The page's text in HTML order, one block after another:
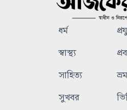
ধর্ম
স্বাস্থ্য
সাহিত্য
সুখবর